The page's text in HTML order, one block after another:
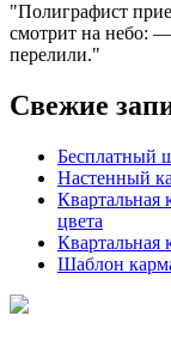
Полиграфист
смотрит на небо:
перелили.
Свежие
Бесплатный
Настенный
Квартальная
цвета
Квартальная
Шаблон